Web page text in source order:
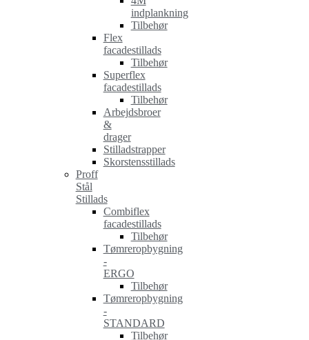
indplankning
Tilbehør
Flex
facadestillads
Tilbehør
Superflex
facadestillads
Tilbehør
Arbejdsbroer
&
drager
Stilladstrapper
Skorstensstillads
Proff
Stål
Stillads
Combiflex
facadestillads
Tilbehør
Tømreropbygning
-
ERGO
Tilbehør
Tømreropbygning
-
STANDARD
Tilbehør